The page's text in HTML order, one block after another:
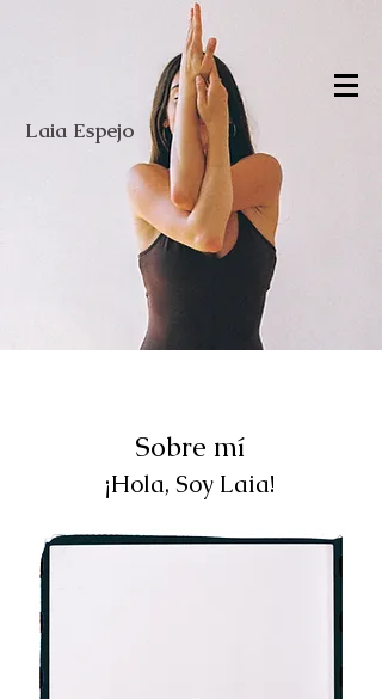
Laia Espejo
Sobre mí
¡Hola, Soy Laia!